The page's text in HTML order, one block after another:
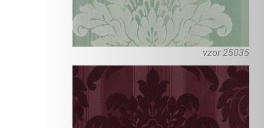
vzor 25035